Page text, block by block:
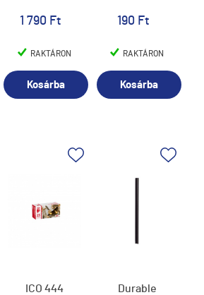
1 790 Ft
RAKTÁRON
Kosárba
190 Ft
RAKTÁRON
Kosárba
ICO 444
Durable